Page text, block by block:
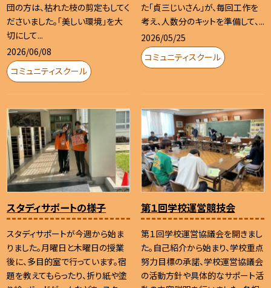
団の方は、枯れた枝の剪定もしてく
ださいました。「美しい環境」を大
切にして...
2026/06/08
コミュニティスクール
た「貞三じいさん」が、毎回工作を
考え、人数分のキットを準備して、...
2026/05/25
コミュニティスクール
スタディサポートの様子
スタディサポートが今週から始ま
りました。月曜日と木曜日の授業
後に、多目的室で行っています。宿
題を教えてもらったり、折り紙や塗
第１回学校運営競技会
第１回学校運営協議会を開きまし
た。自己紹介から始まり、学校重点
努力目標の承諾、学校運営協議会
の活動方針や具体的なサポート活